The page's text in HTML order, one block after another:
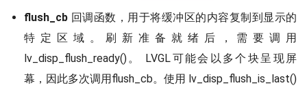
flush_cb 回调函数，用于将缓冲区的内容复制到显示的
特定区域。刷新准备就绪后，需要调用
lv_disp_flush_ready()。 LVGL可能会以多个块呈现屏
幕，因此多次调用flush_cb。使用 lv_disp_flush_is_last()